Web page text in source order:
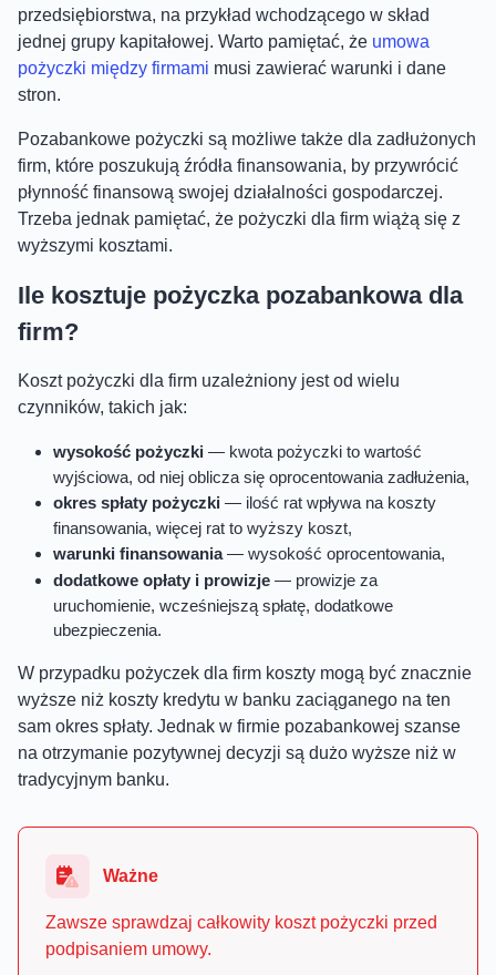
przedsiębiorstwa, na przykład wchodzącego w skład
jednej grupy kapitałowej. Warto pamiętać, że umowa
pożyczki między firmami musi zawierać warunki i dane
stron.
Pozabankowe pożyczki są możliwe także dla zadłużonych
firm, które poszukują źródła finansowania, by przywrócić
płynność finansową swojej działalności gospodarczej.
Trzeba jednak pamiętać, że pożyczki dla firm wiążą się z
wyższymi kosztami.
Ile kosztuje pożyczka pozabankowa dla
firm?
Koszt pożyczki dla firm uzależniony jest od wielu
czynników, takich jak:
wysokość pożyczki — kwota pożyczki to wartość
wyjściowa, od niej oblicza się oprocentowania zadłużenia,
okres spłaty pożyczki — ilość rat wpływa na koszty
finansowania, więcej rat to wyższy koszt,
warunki finansowania— wysokość oprocentowania,
dodatkowe opłaty i prowizje — prowizje za
uruchomienie, wcześniejszą spłatę, dodatkowe
ubezpieczenia.
W przypadku pożyczek dla firm koszty mogą być znacznie
wyższe niż koszty kredytu w banku zaciąganego na ten
sam okres spłaty. Jednak w firmie pozabankowej szanse
na otrzymanie pozytywnej decyzji są dużo wyższe niż w
tradycyjnym banku.
Ważne
Zawsze sprawdzaj całkowity koszt pożyczki przed
podpisaniem umowy.